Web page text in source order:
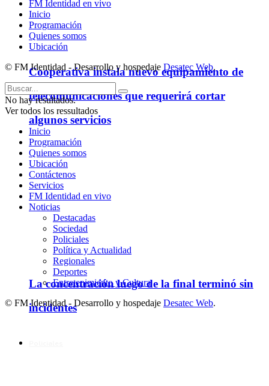
Cooperativa instala nuevo equipamiento de
telecomunicaciones que requerirá cortar
algunos servicios
La concentración luego de la final terminó sin
incidentes
FM Identidad en vivo
Inicio
Programación
Quienes somos
Ubicación
© FM Identidad - Desarrollo y hospedaje Desatec Web.
No hay resultados.
Ver todos los ressultados
Inicio
Programación
Quienes somos
Ubicación
Contáctenos
Servicios
FM Identidad en vivo
Noticias
Destacadas
Sociedad
Policiales
Política y Actualidad
Regionales
Deportes
Entretenimiento y Cultura
© FM Identidad - Desarrollo y hospedaje Desatec Web.